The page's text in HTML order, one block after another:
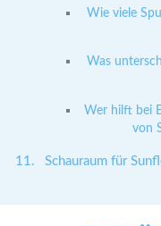
Wie viele
Was
Wer hilft bei
von
Schauraum für